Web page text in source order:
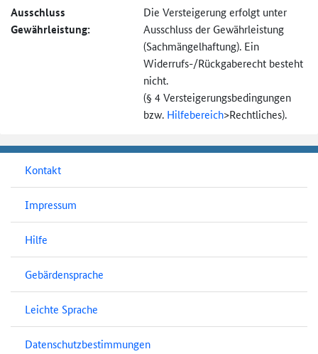
Ausschluss
Gewährleistung:
Die Versteigerung erfolgt unter
Ausschluss der Gewährleistung
(Sachmängel­haftung). Ein
Widerrufs-/Rückgaberecht besteht
nicht.
(§ 4 Versteigerungs­bedingungen
bzw. Hilfebereich>Rechtliches).
Kontakt
Impressum
Hilfe
Gebärdensprache
Leichte Sprache
Datenschutzbestimmungen